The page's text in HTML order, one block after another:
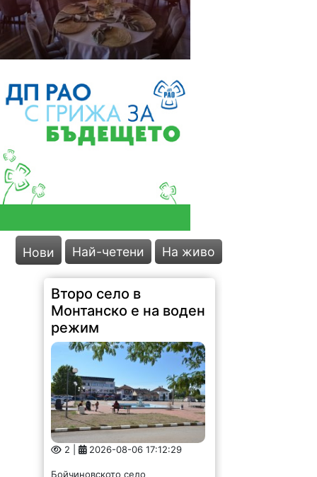
Нови Най-четени На живо
Второ село в
Монтанско е на воден
режим
2 | 2026-08-06 17:12:29
Бойчиновското село
Владимирово от днес е на
режим. Заради сушата има